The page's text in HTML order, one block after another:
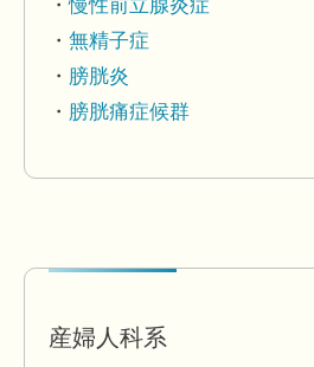
慢性前立腺炎症
無精子症
膀胱炎
膀胱痛症候群
産婦人科系